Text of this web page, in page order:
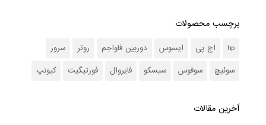
برچسب محصولات
hp اچ پی ایسوس دوربین فاواجم روتر
سرور
سوئیچ
سوفوس سیسکو فایروال فورتیگیت کیونپ
آخرین مقالات